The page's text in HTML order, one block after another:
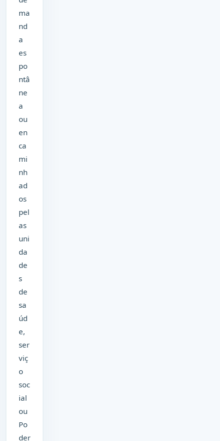
ma
nd
a
es
po
ntâ
ne
a
ou
en
ca
mi
nh
ad
os
pel
as
uni
da
de
s
de
sa
úd
e,
ser
viç
o
soc
ial
ou
Po
der